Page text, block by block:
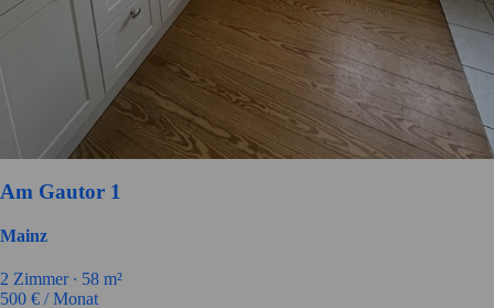
Am Gautor 1
Mainz
2 Zimmer ∙ 58 m²
500 € / Monat